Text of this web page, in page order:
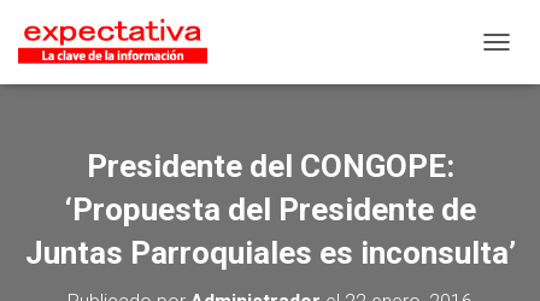
Presidente del CONGOPE:
‘Propuesta del Presidente de
Juntas Parroquiales es inconsulta’